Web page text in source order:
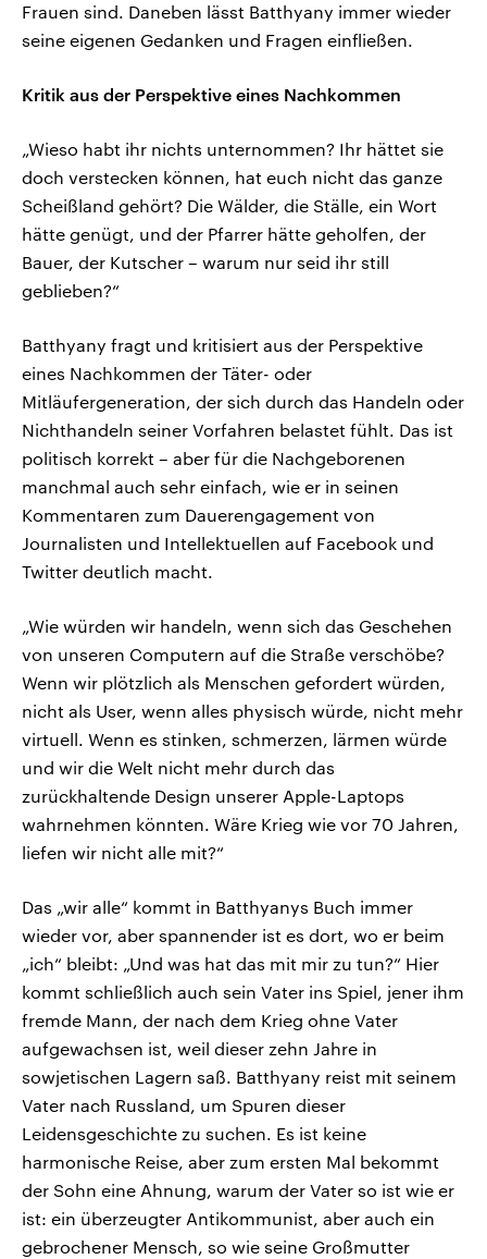
Frauen sind. Daneben lässt Batthyany immer wieder
seine eigenen Gedanken und Fragen einfließen.
Kritik aus der Perspektive eines Nachkommen
„Wieso habt ihr nichts unternommen? Ihr hättet sie
doch verstecken können, hat euch nicht das ganze
Scheißland gehört? Die Wälder, die Ställe, ein Wort
hätte genügt, und der Pfarrer hätte geholfen, der
Bauer, der Kutscher – warum nur seid ihr still
geblieben?“
Batthyany fragt und kritisiert aus der Perspektive
eines Nachkommen der Täter- oder
Mitläufergeneration, der sich durch das Handeln oder
Nichthandeln seiner Vorfahren belastet fühlt. Das ist
politisch korrekt – aber für die Nachgeborenen
manchmal auch sehr einfach, wie er in seinen
Kommentaren zum Dauerengagement von
Journalisten und Intellektuellen auf Facebook und
Twitter deutlich macht.
„Wie würden wir handeln, wenn sich das Geschehen
von unseren Computern auf die Straße verschöbe?
Wenn wir plötzlich als Menschen gefordert würden,
nicht als User, wenn alles physisch würde, nicht mehr
virtuell. Wenn es stinken, schmerzen, lärmen würde
und wir die Welt nicht mehr durch das
zurückhaltende Design unserer Apple-Laptops
wahrnehmen könnten. Wäre Krieg wie vor 70 Jahren,
liefen wir nicht alle mit?“
Das „wir alle“ kommt in Batthyanys Buch immer
wieder vor, aber spannender ist es dort, wo er beim
„ich“ bleibt: „Und was hat das mit mir zu tun?“ Hier
kommt schließlich auch sein Vater ins Spiel, jener ihm
fremde Mann, der nach dem Krieg ohne Vater
aufgewachsen ist, weil dieser zehn Jahre in
sowjetischen Lagern saß. Batthyany reist mit seinem
Vater nach Russland, um Spuren dieser
Leidensgeschichte zu suchen. Es ist keine
harmonische Reise, aber zum ersten Mal bekommt
der Sohn eine Ahnung, warum der Vater so ist wie er
ist: ein überzeugter Antikommunist, aber auch ein
gebrochener Mensch, so wie seine Großmutter